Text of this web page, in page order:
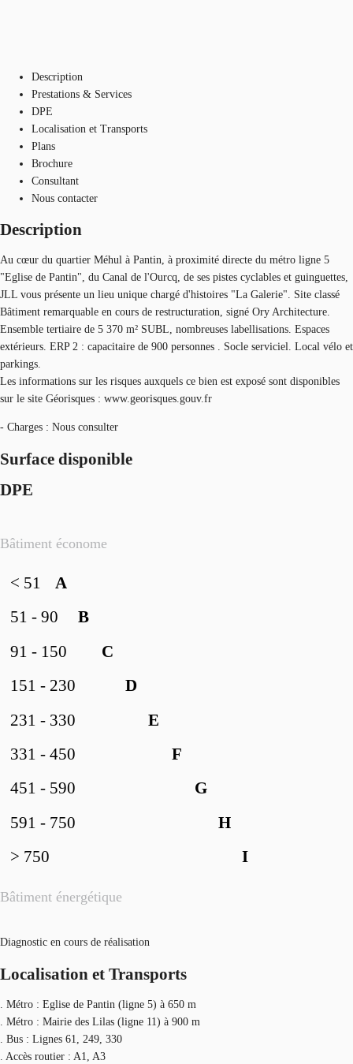
Description
Prestations & Services
DPE
Localisation et Transports
Plans
Brochure
Consultant
Nous contacter
Description
Au cœur du quartier Méhul à Pantin, à proximité directe du métro ligne 5
"Eglise de Pantin", du Canal de l'Ourcq, de ses pistes cyclables et guinguettes,
JLL vous présente un lieu unique chargé d'histoires "La Galerie". Site classé
Bâtiment remarquable en cours de restructuration, signé Ory Architecture.
Ensemble tertiaire de 5 370 m² SUBL, nombreuses labellisations. Espaces
extérieurs. ERP 2 : capacitaire de 900 personnes . Socle serviciel. Local vélo et
parkings.
Les informations sur les risques auxquels ce bien est exposé sont disponibles
sur le site Géorisques : www.georisques.gouv.fr
- Charges : Nous consulter
Surface disponible
DPE
Bâtiment économe
Bâtiment énergétique
A
< 51
B
51 - 90
C
91 - 150
D
151 - 230
E
231 - 330
F
331 - 450
G
451 - 590
H
591 - 750
I
> 750
Diagnostic en cours de réalisation
Localisation et Transports
. Métro : Eglise de Pantin (ligne 5) à 650 m
. Métro : Mairie des Lilas (ligne 11) à 900 m
. Bus : Lignes 61, 249, 330
. Accès routier : A1, A3